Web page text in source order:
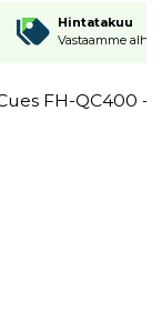
Hintatakuu
Vastaamme
FH-QC400 -